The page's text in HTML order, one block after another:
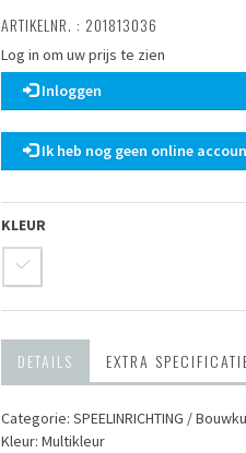
ARTIKELNR. : 201813036
Log in om uw prijs te zien
Inloggen
Ik heb nog geen online
KLEUR
DETAILS EXTRA
Categorie: SPEEL­INRICHTING /
Kleur: Multikleur